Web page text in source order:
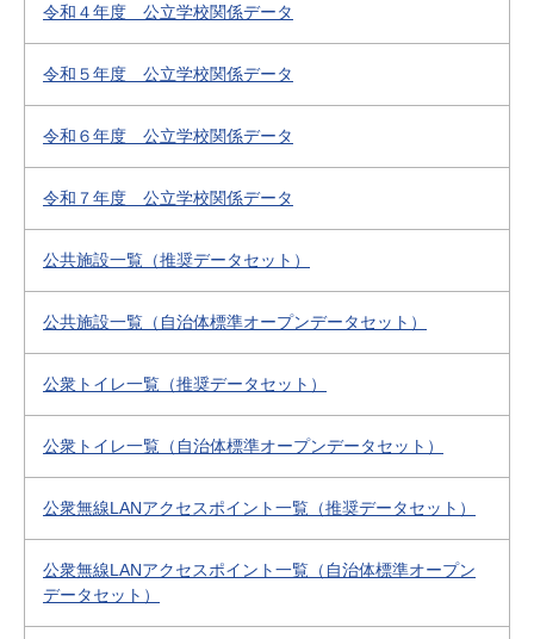
令和４年度 公立学校関係データ
令和５年度 公立学校関係データ
令和６年度 公立学校関係データ
令和７年度 公立学校関係データ
公共施設一覧（推奨データセット）
公共施設一覧（自治体標準オープンデータセット）
公衆トイレ一覧（推奨データセット）
公衆トイレ一覧（自治体標準オープンデータセット）
公衆無線LANアクセスポイント一覧（推奨データセット）
公衆無線LANアクセスポイント一覧（自治体標準オープン
データセット）